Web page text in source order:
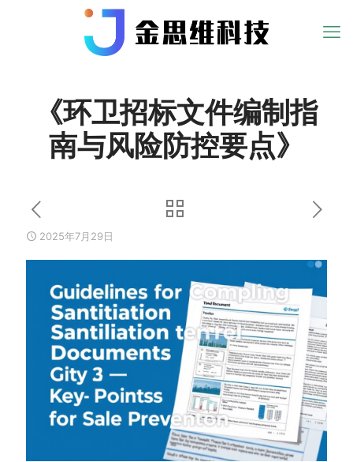
《环卫招标文件编制指
南与风险防控要点》
2025年7月29日